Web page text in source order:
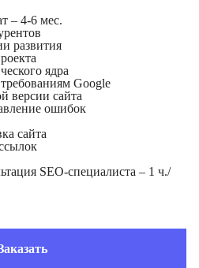
– 4-6 мес.
развития
ядра
Google
версии сайта
ошибок
сайта
SEO-специалиста – 1 ч./